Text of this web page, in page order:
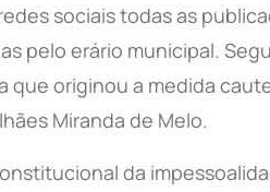
sociais todas as
pelo erário municipal.
que originou a medida
Miranda de Melo.
da